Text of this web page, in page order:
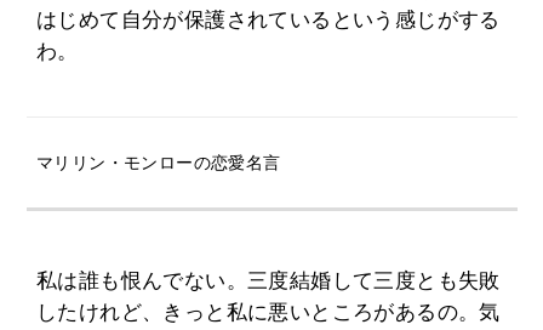
はじめて自分が保護されているという感じがする
わ。
マリリン・モンローの恋愛名言
私は誰も恨んでない。三度結婚して三度とも失敗
したけれど、きっと私に悪いところがあるの。気